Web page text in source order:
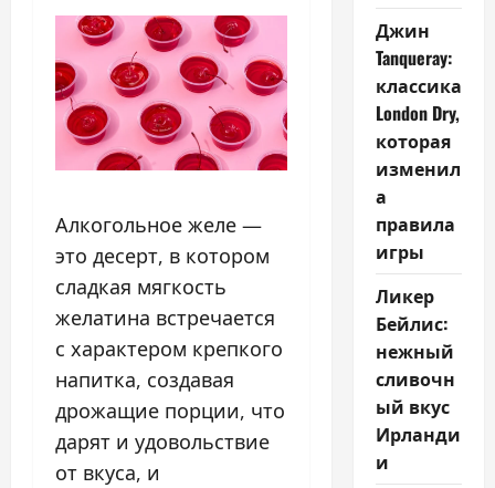
Алкогольное желе —
это десерт, в котором
сладкая мягкость
желатина встречается
с характером крепкого
напитка, создавая
дрожащие порции, что
дарят и удовольствие
от вкуса, и
Джин
Tanqueray:
классика
London Dry,
которая
изменил
а
правила
игры
Ликер
Бейлис:
нежный
сливочн
ый вкус
Ирланди
и